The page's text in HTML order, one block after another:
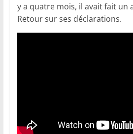
y a quatre mois, il avait fait un
Retour sur ses déclarations.